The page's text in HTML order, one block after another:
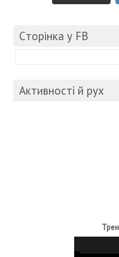
Cторінка у FB
Активності й рух